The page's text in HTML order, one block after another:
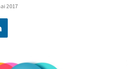
2017